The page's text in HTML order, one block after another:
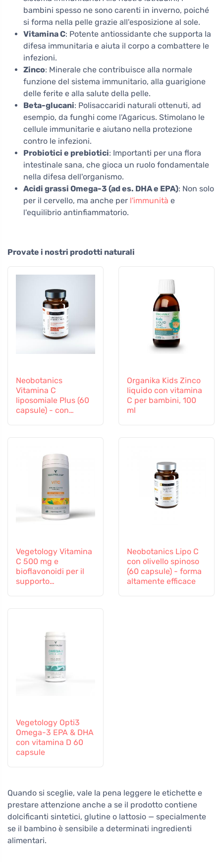
bambini spesso ne sono carenti in inverno, poiché
si forma nella pelle grazie all'esposizione al sole.
Vitamina C: Potente antiossidante che supporta la
difesa immunitaria e aiuta il corpo a combattere le
infezioni.
Zinco: Minerale che contribuisce alla normale
funzione del sistema immunitario, alla guarigione
delle ferite e alla salute della pelle.
Beta-glucani: Polisaccaridi naturali ottenuti, ad
esempio, da funghi come l'Agaricus. Stimolano le
cellule immunitarie e aiutano nella protezione
contro le infezioni.
Probiotici e prebiotici: Importanti per una flora
intestinale sana, che gioca un ruolo fondamentale
nella difesa dell'organismo.
Acidi grassi Omega-3 (ad es. DHA e EPA): Non solo
per il cervello, ma anche per l'immunità e
l'equilibrio antinfiammatorio.
Provate i nostri prodotti naturali
Neobotanics
Vitamina C
liposomiale Plus (60
capsule) - con
Organika Kids Zinco
liquido con vitamina
C per bambini, 100
ml
Vegetology Vitamina
C 500 mg e
bioflavonoidi per il
supporto
Neobotanics Lipo C
con olivello spinoso
(60 capsule) - forma
altamente efficace
Vegetology Opti3
Omega-3 EPA & DHA
con vitamina D 60
capsule
Quando si sceglie, vale la pena leggere le etichette e
prestare attenzione anche a se il prodotto contiene
dolcificanti sintetici, glutine o lattosio — specialmente
se il bambino è sensibile a determinati ingredienti
alimentari.